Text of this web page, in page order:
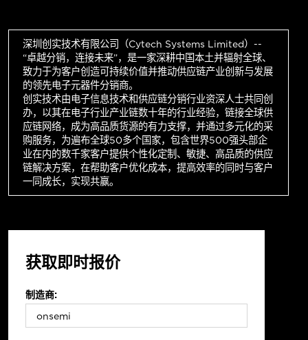
深圳创实技术有限公司（Cytech Systems Limited）--
“卓越分销，连接未来”，是一家深耕中国本土并辐射全球、
致力于为客户创造可持续价值并推动供应链产业创新与发展
的领先电子元器件分销商。
创实技术由电子信息技术和供应链分销行业资深人士共同创
办，以其在电子行业产业链数十年的行业经验，链接全球供
应链网络，成为高品质货源的有力支撑，并通过多元化的采
购服务，为遍布全球50多个国家，包含世界500强头部企
业在内的数千家客户提供个性化定制、敏捷、高品质的供应
链解决方案，在帮助客户优化成本，提高效率的同时与客户
一同成长，实现共赢。
获取即时报价
制造商: